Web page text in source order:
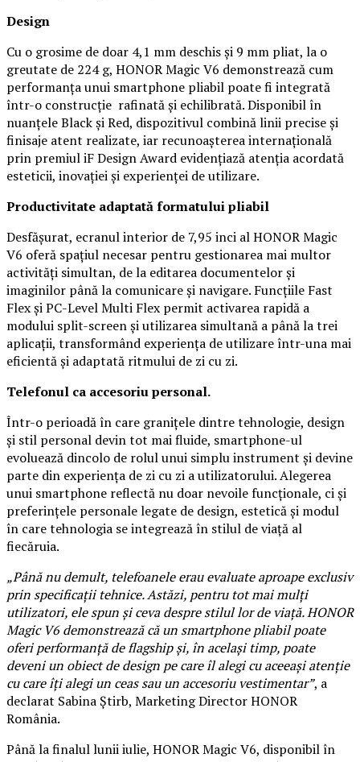
Design
Cu o grosime de doar 4,1 mm deschis și 9 mm pliat, la o
greutate de 224 g, HONOR Magic V6 demonstrează cum
performanța unui smartphone pliabil poate fi integrată
într-o construcție rafinată și echilibrată. Disponibil în
nuanțele Black și Red, dispozitivul combină linii precise și
finisaje atent realizate, iar recunoașterea internațională
prin premiul iF Design Award evidențiază atenția acordată
esteticii, inovației și experienței de utilizare.
Productivitate adaptată formatului pliabil
Desfășurat, ecranul interior de 7,95 inci al HONOR Magic
V6 oferă spațiul necesar pentru gestionarea mai multor
activități simultan, de la editarea documentelor și
imaginilor până la comunicare și navigare. Funcțiile Fast
Flex și PC-Level Multi Flex permit activarea rapidă a
modului split-screen și utilizarea simultană a până la trei
aplicații, transformând experiența de utilizare într-una mai
eficientă și adaptată ritmului de zi cu zi.
Telefonul ca accesoriu personal.
Într-o perioadă în care granițele dintre tehnologie, design
și stil personal devin tot mai fluide, smartphone-ul
evoluează dincolo de rolul unui simplu instrument și devine
parte din experiența de zi cu zi a utilizatorului. Alegerea
unui smartphone reflectă nu doar nevoile funcționale, ci și
preferințele personale legate de design, estetică și modul
în care tehnologia se integrează în stilul de viață al
fiecăruia.
„Până nu demult, telefoanele erau evaluate aproape exclusiv
prin specificații tehnice. Astăzi, pentru tot mai mulți
utilizatori, ele spun și ceva despre stilul lor de viață. HONOR
Magic V6 demonstrează că un smartphone pliabil poate
oferi performanță de flagship și, în același timp, poate
deveni un obiect de design pe care îl alegi cu aceeași atenție
cu care îți alegi un ceas sau un accesoriu vestimentar”, a
declarat Sabina Știrb, Marketing Director HONOR
România.
Până la finalul lunii iulie, HONOR Magic V6, disponibil în